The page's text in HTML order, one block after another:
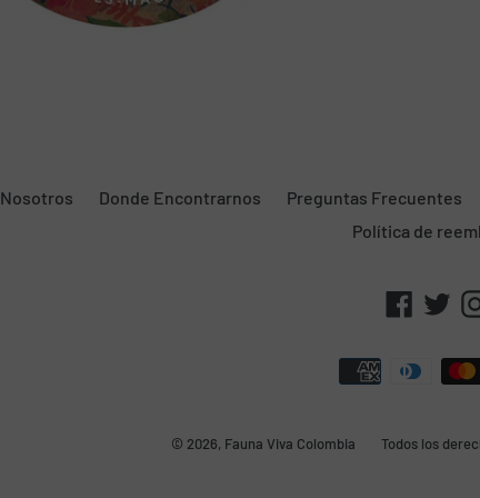
Nosotros Donde Encontrarnos Preguntas Frecuentes
Política de
de
pago
© 2026, Fauna Viva Colombia Todos los